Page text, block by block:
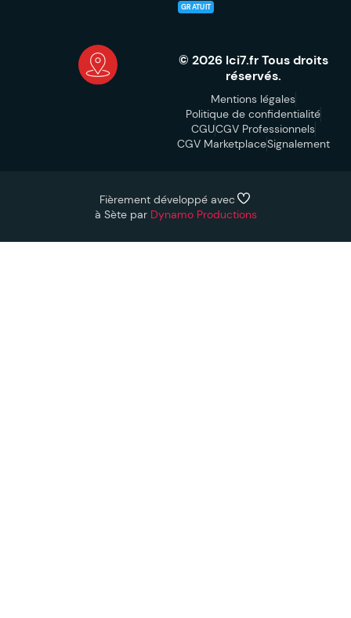
GRATUIT
© 2026 Ici7.fr Tous droits
réservés.
Mentions légales
Politique de confidentialité
CGUCGV Professionnels
CGV MarketplaceSignalement
Fièrement développé avec
à Sète par Dynamo Productions